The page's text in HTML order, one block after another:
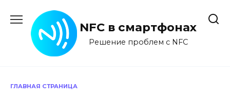
содержанию
NFC в смартфонах
Решение проблем с NFC
ГЛАВНАЯ СТРАНИЦА